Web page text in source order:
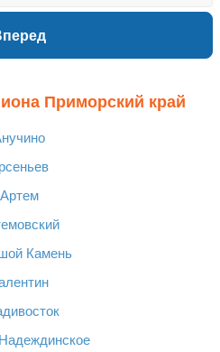
Приморский край
Артем
Камень